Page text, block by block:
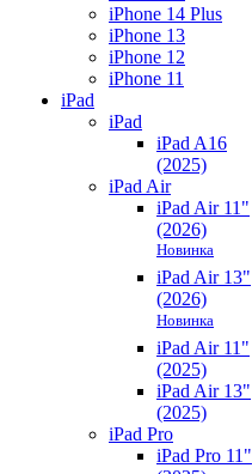
iPhone 14 Plus
iPhone 13
iPhone 12
iPhone 11
iPad
iPad
iPad A16
(2025)
iPad Air
iPad Air 11"
(2026)
Новинка
iPad Air 13"
(2026)
Новинка
iPad Air 11"
(2025)
iPad Air 13"
(2025)
iPad Pro
iPad Pro 11"